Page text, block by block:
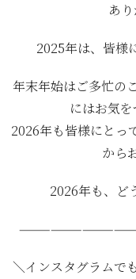
あ
2025年は、皆様
年末年始はご多忙の
にはお気
2026年も皆様にとっ
から
2026年も、ど
＼インスタグラムで